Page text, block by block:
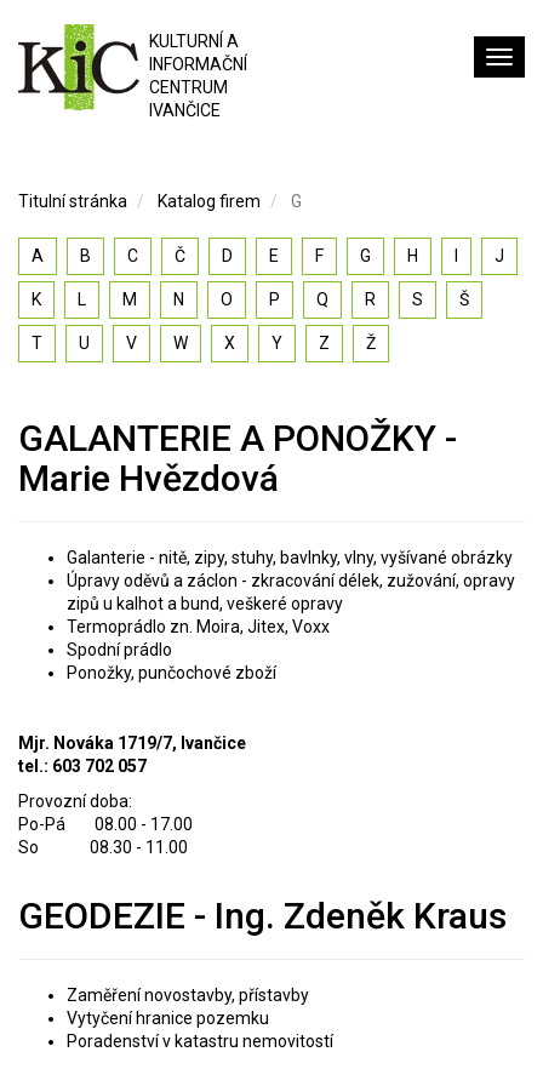
KULTURNÍ A
INFORMAČNÍ
CENTRUM
IVANČICE
Titulní stránka Katalog firem G
A B C Č D E F G H J
K L M N O P Q R S Š
T U V W X Y Z Ž
GALANTERIE A PONOŽKY -
Marie Hvězdová
Galanterie - nitě, zipy, stuhy, bavlnky, vlny, vyšívané obrázky
Úpravy oděvů a záclon - zkracování délek, zužování, opravy
zipů u kalhot a bund, veškeré opravy
Termoprádlo zn. Moira, Jitex, Voxx
Spodní prádlo
Ponožky, punčochové zboží
Mjr. Nováka 1719/7, Ivančice
tel.: 603 702 057
Provozní doba:
Po-Pá 08.00 - 17.00
So 08.30 - 11.00
GEODEZIE - Ing. Zdeněk Kraus
Zaměření novostavby, přístavby
Vytyčení hranice pozemku
Poradenství v katastru nemovitostí